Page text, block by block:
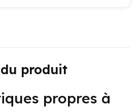
produit
propres à